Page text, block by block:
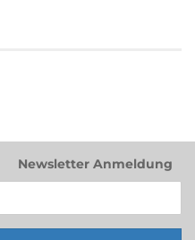
Newsletter Anmeldung